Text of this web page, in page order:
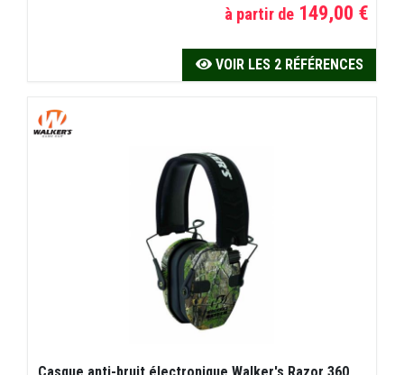
à partir de 149,00 €
VOIR LES 2 RÉFÉRENCES